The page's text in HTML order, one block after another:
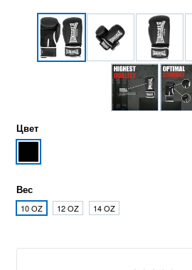
Цвет
Вес
10 OZ 12 OZ 14 OZ